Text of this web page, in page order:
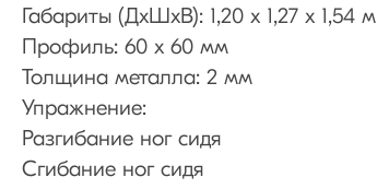
Габариты (ДхШхВ): 1,20 х 1,27 х 1,54 м
Профиль: 60 х 60 мм
Толщина металла: 2 мм
Упражнение:
Разгибание ног сидя
Сгибание ног сидя